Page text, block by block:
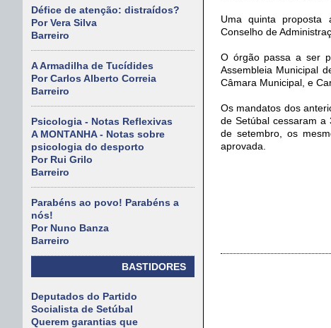
Défice de atenção: distraídos?
Por Vera Silva
Barreiro
A Armadilha de Tucídides
Por Carlos Alberto Correia
Barreiro
Psicologia - Notas Reflexivas
A MONTANHA - Notas sobre
psicologia do desporto
Por Rui Grilo
Barreiro
Parabéns ao povo! Parabéns a
nós!
Por Nuno Banza
Barreiro
BASTIDORES
Deputados do Partido
Socialista de Setúbal
Querem garantias que
Uma quinta proposta
Conselho de
O órgão passa a ser
Assembleia Municipal
Câmara Municipal, e
Os mandatos dos
de Setúbal cessaram a
de setembro, os
aprovada.